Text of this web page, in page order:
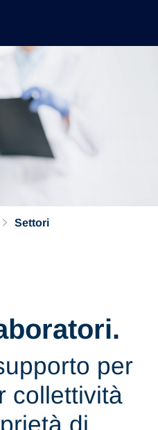
Settori
per
collettività
di